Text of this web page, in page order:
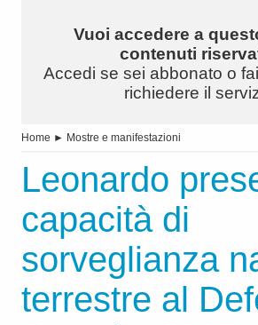
Vuoi accedere a
contenuti
Accedi se sei abbonato o
richiedere il
Home ► Mostre e manifestazioni
Leonardo
capacità di
sorveglianza
terrestre al